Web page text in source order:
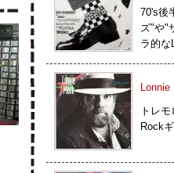
70's後
ズ"や"
ラ的な
トレ
Rock